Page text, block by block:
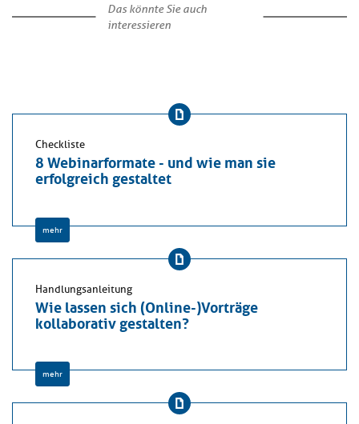
Das könnte Sie auch
interessieren
Checkliste
8 Webinarformate - und wie man sie
erfolgreich gestaltet
mehr
Handlungsanleitung
Wie lassen sich (Online-)Vorträge
kollaborativ gestalten?
mehr